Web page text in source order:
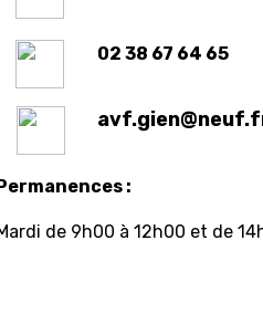
:
de 9h00 à 12h00 et de
02 38 67 64 65